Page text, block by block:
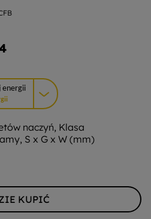
energii
naczyń, Klasa
S x G x W (mm)
KUPIĆ